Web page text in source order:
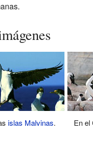
islas Malvinas. En el